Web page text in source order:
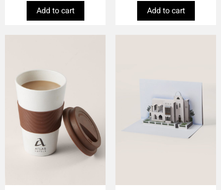
Add to cart
Add to cart